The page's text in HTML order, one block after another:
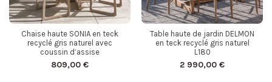
Chaise haute SONIA en teck
recyclé gris naturel avec
coussin d’assise
809,00 €
Table haute de jardin DELMON
en teck recyclé gris naturel
L180
2 990,00 €